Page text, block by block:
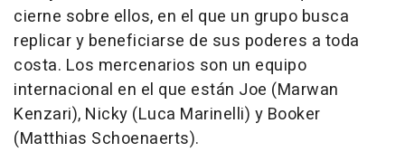
cierne sobre ellos, en el que un grupo busca
replicar y beneficiarse de sus poderes a toda
costa. Los mercenarios son un equipo
internacional en el que están Joe (Marwan
Kenzari), Nicky (Luca Marinelli) y Booker
(Matthias Schoenaerts).